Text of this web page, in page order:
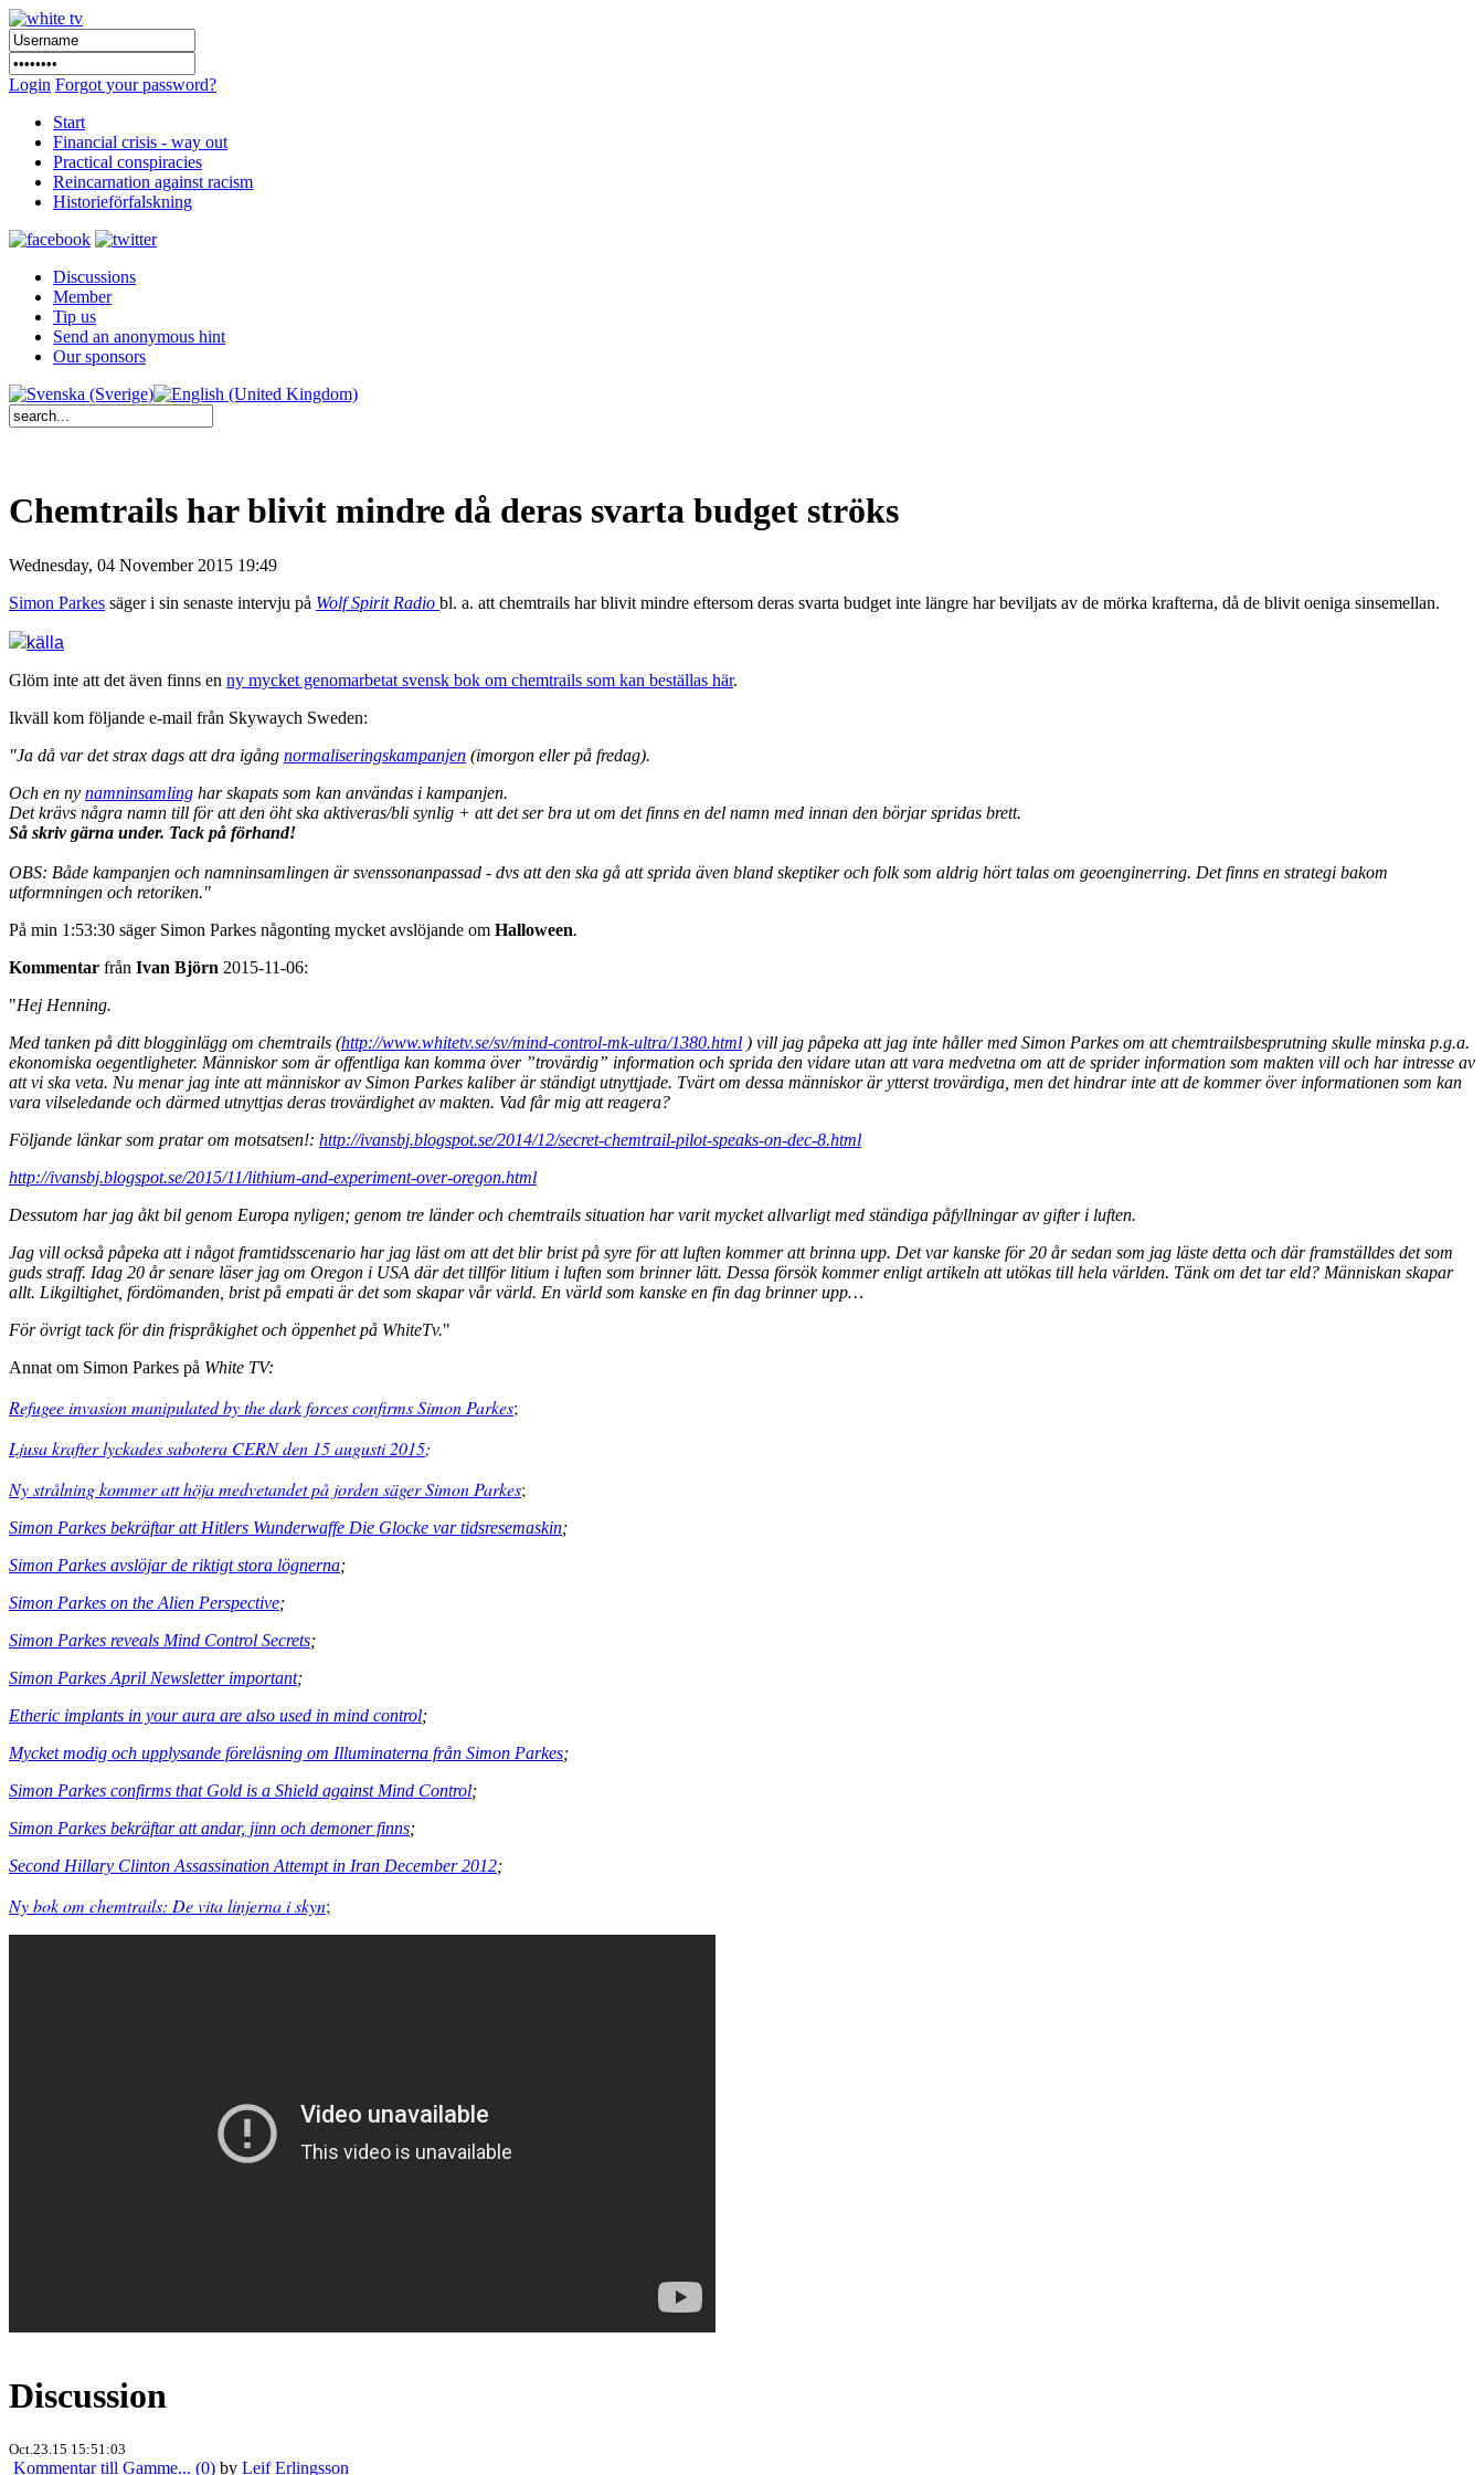
Login Forgot your password?
Start
Financial crisis - way out
Practical conspiracies
Reincarnation against racism
Historieförfalskning
Discussions
Member
Tip us
Send an anonymous hint
Our sponsors
Chemtrails har blivit mindre då deras svarta budget ströks
Wednesday, 04 November 2015 19:49
Simon Parkes säger i sin senaste intervju på Wolf Spirit Radio bl. a. att chemtrails har blivit mindre eftersom deras svarta budget inte längre har beviljats av de mörka krafterna, då de blivit oeniga sinsemellan.
källa
Glöm inte att det även finns en ny mycket genomarbetat svensk bok om chemtrails som kan beställas här.
Ikväll kom följande e-mail från Skywaych Sweden:
"Ja då var det strax dags att dra igång normaliseringskampanjen (imorgon eller på fredag).
Och en ny namninsamling har skapats som kan användas i kampanjen.
Det krävs några namn till för att den öht ska aktiveras/bli synlig + att det ser bra ut om det finns en del namn med innan den börjar spridas brett.
Så skriv gärna under. Tack på förhand!
OBS: Både kampanjen och namninsamlingen är svenssonanpassad - dvs att den ska gå att sprida även bland skeptiker och folk som aldrig hört talas om geoenginerring. Det finns en strategi bakom
utformningen och retoriken."
På min 1:53:30 säger Simon Parkes någonting mycket avslöjande om Halloween.
Kommentar från Ivan Björn 2015-11-06:
"Hej Henning.
Med tanken på ditt blogginlägg om chemtrails (http://www.whitetv.se/sv/mind-control-mk-ultra/1380.html ) vill jag påpeka att jag inte håller med Simon Parkes om att chemtrailsbesprutning skulle minska p.g.a.
ekonomiska oegentligheter. Människor som är offentliga kan komma över ”trovärdig” information och sprida den vidare utan att vara medvetna om att de sprider information som makten vill och har intresse av
att vi ska veta. Nu menar jag inte att människor av Simon Parkes kaliber är ständigt utnyttjade. Tvärt om dessa människor är ytterst trovärdiga, men det hindrar inte att de kommer över informationen som kan
vara vilseledande och därmed utnyttjas deras trovärdighet av makten. Vad får mig att reagera?
Följande länkar som pratar om motsatsen!: http://ivansbj.blogspot.se/2014/12/secret-chemtrail-pilot-speaks-on-dec-8.html
http://ivansbj.blogspot.se/2015/11/lithium-and-experiment-over-oregon.html
Dessutom har jag åkt bil genom Europa nyligen; genom tre länder och chemtrails situation har varit mycket allvarligt med ständiga påfyllningar av gifter i luften.
Jag vill också påpeka att i något framtidsscenario har jag läst om att det blir brist på syre för att luften kommer att brinna upp. Det var kanske för 20 år sedan som jag läste detta och där framställdes det som
guds straff. Idag 20 år senare läser jag om Oregon i USA där det tillför litium i luften som brinner lätt. Dessa försök kommer enligt artikeln att utökas till hela världen. Tänk om det tar eld? Människan skapar
allt. Likgiltighet, fördömanden, brist på empati är det som skapar vår värld. En värld som kanske en fin dag brinner upp…
För övrigt tack för din frispråkighet och öppenhet på WhiteTv."
Annat om Simon Parkes på White TV:
Refugee invasion manipulated by the dark forces confirms Simon Parkes;
Ljusa krafter lyckades sabotera CERN den 15 augusti 2015;
Ny strålning kommer att höja medvetandet på jorden säger Simon Parkes;
Simon Parkes bekräftar att Hitlers Wunderwaffe Die Glocke var tidsresemaskin;
Simon Parkes avslöjar de riktigt stora lögnerna;
Simon Parkes on the Alien Perspective;
Simon Parkes reveals Mind Control Secrets;
Simon Parkes April Newsletter important;
Etheric implants in your aura are also used in mind control;
Mycket modig och upplysande föreläsning om Illuminaterna från Simon Parkes;
Simon Parkes confirms that Gold is a Shield against Mind Control;
Simon Parkes bekräftar att andar, jinn och demoner finns;
Second Hillary Clinton Assassination Attempt in Iran December 2012;
Ny bok om chemtrails: De vita linjerna i skyn;
Discussion
Oct.23.15 15:51:03
Kommentar till Gamme... (0) by Leif Erlingsson